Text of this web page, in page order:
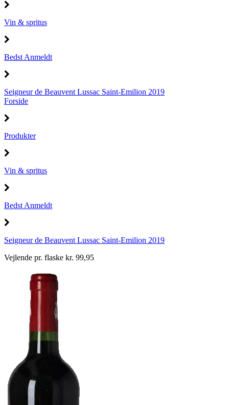
Vin & spritus
Bedst Anmeldt
Seigneur de Beauvent Lussac Saint-Emilion 2019
Forside
Produkter
Vin & spritus
Bedst Anmeldt
Seigneur de Beauvent Lussac Saint-Emilion 2019
Vejlende pr. flaske kr. 99,95